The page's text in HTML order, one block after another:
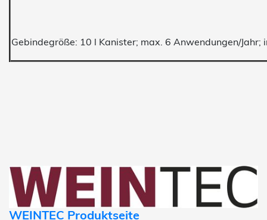
Gebindegröße: 10 l Kanister; max. 6 Anwendungen/Jahr;
WEINTEC Produktseite